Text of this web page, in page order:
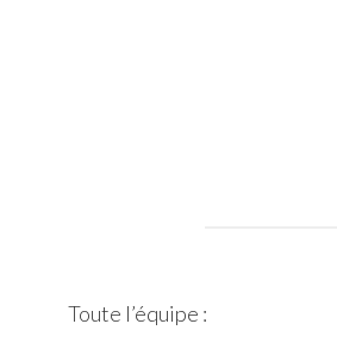
Toute l’équipe :